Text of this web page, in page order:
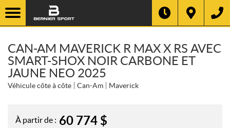
CAN-AM MAVERICK R MAX X RS AVEC
SMART-SHOX NOIR CARBONE ET
JAUNE NEO 2025
Véhicule côte à côte Can-Am Maverick
À partir de : 60 774 $